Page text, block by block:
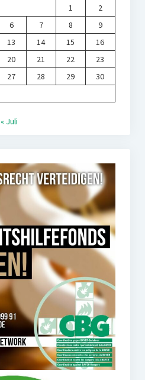
1
2
6 7 8
9
13 14 15
16
20 21 22
23
27 28 29
30
« Juli